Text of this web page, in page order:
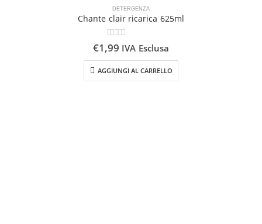
DETERGENZA
Chante clair ricarica 625ml
0Su 5
€1,99 IVA Esclusa
AGGIUNGI AL CARRELLO